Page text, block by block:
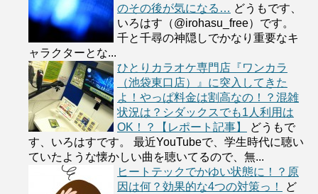
のその後が気になる… どうもです、
いろはす（@irohasu_free）です。
千と千尋の神隠しでかなり重要なキ
ャラクターとな...
ひとりカラオケ専門店『ワンカラ
（池袋東口店）』に突入してきた
よ！やっぱ料金は割高なの！？混雑
状況は？シダックスでも1人利用は
OK！？【レポート記事】
どうもで
す、いろはすです。 最近YouTubeで、学生時代に聴い
ていたような懐かしい曲を聴いてるので、無...
ヒートテックでかゆい状態に！？原
因は何？効果的な4つの対策っ！
ど